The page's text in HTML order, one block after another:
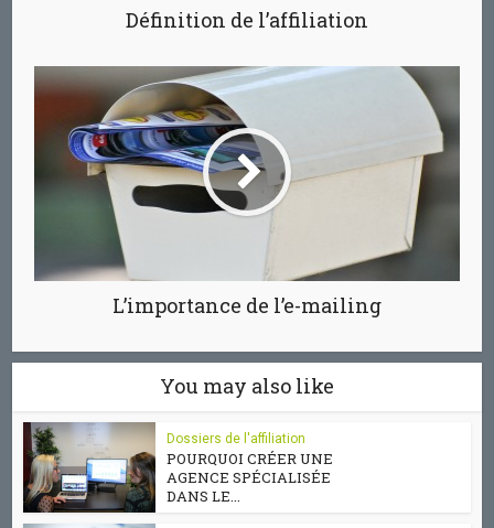
Définition de l’affiliation
L’importance de l’e-mailing
You may also like
Dossiers de l'affiliation
POURQUOI CRÉER UNE
AGENCE SPÉCIALISÉE
DANS LE...